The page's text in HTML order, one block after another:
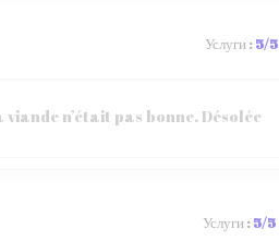
Услуги :5/5
n’était pas bonne. Désolée
Услуги :5/5